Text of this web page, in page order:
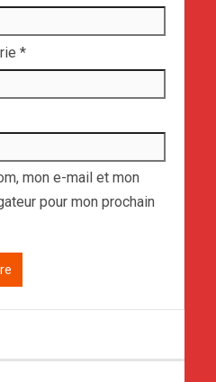
*
mon e-mail et mon
pour mon prochain